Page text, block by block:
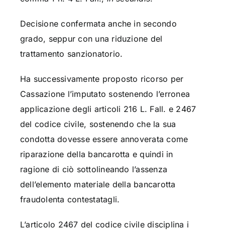
Decisione confermata anche in secondo
grado, seppur con una riduzione del
trattamento sanzionatorio.
Ha successivamente proposto ricorso per
Cassazione l’imputato sostenendo l’erronea
applicazione degli articoli 216 L. Fall. e 2467
del codice civile, sostenendo che la sua
condotta dovesse essere annoverata come
riparazione della bancarotta e quindi in
ragione di ciò sottolineando l’assenza
dell’elemento materiale della bancarotta
fraudolenta contestatagli.
L’articolo 2467 del codice civile disciplina i